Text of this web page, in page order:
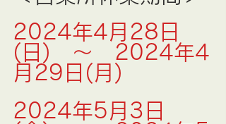
2024年4月28日
(日)　～　2024年4
月29日(月)
2024年5月3日